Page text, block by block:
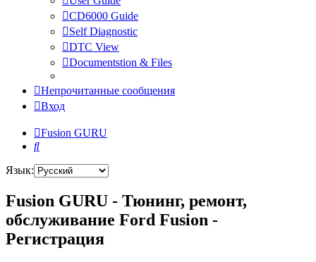
CD6000 Guide
Self Diagnostic
DTC View
Documentstion & Files
Непрочитанные сообщения
Вход
Fusion GURU
Поиск
Язык:
Fusion GURU - Тюнинг, ремонт,
обслуживание Ford Fusion -
Регистрация